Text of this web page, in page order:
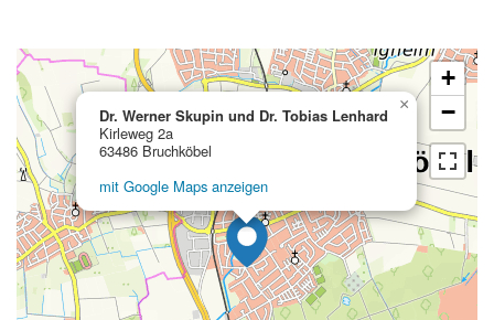
Dr. Werner Skupin und Dr. Tobias Lenhard
Kirleweg 2a
63486 Bruchköbel
mit Google Maps anzeigen
×
+
−